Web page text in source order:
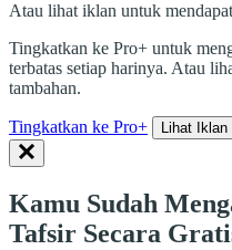
Atau lihat iklan untuk
Tingkatkan ke Pro+ untuk
terbatas setiap harinya. Atau
tambahan.
Tingkatkan ke Pro+ Lihat Iklan
Kamu Sudah
Tafsir Secara